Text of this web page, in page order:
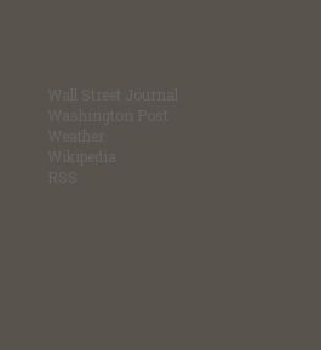
Wall Street Journal
Washington Post
Weather
Wikipedia
RSS